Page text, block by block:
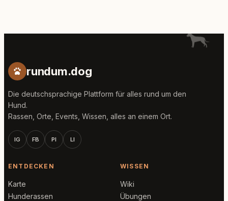
rundum.dog
Die deutschsprachige Plattform für alles rund um den
Hund.
Rassen, Orte, Events, Wissen, alles an einem Ort.
IG FB PI LI
ENTDECKEN
Karte
Hunderassen
WISSEN
Wiki
Übungen